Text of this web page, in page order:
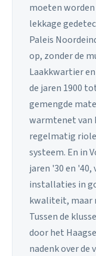
moeten
lekkage
Paleis
op, zonder de
Laakkwartier
de jaren 1900
gemengde
warmtenet van
regelmatig
systeem. En in
jaren '30 en '40,
installaties in
kwaliteit, maar
Tussen de
door het
nadenk over de